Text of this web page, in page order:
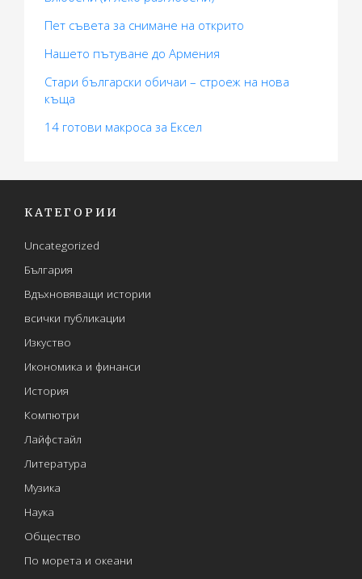
Пет съвета за снимане на открито
Нашето пътуване до Армения
Стари български обичаи – строеж на нова
къща
14 готови макросa за Ексел
КАТЕГОРИИ
Uncategorized
България
Вдъхновяващи истории
всички публикации
Изкуство
Икономика и финанси
История
Компютри
Лайфстайл
Литература
Музика
Наука
Общество
По морета и океани